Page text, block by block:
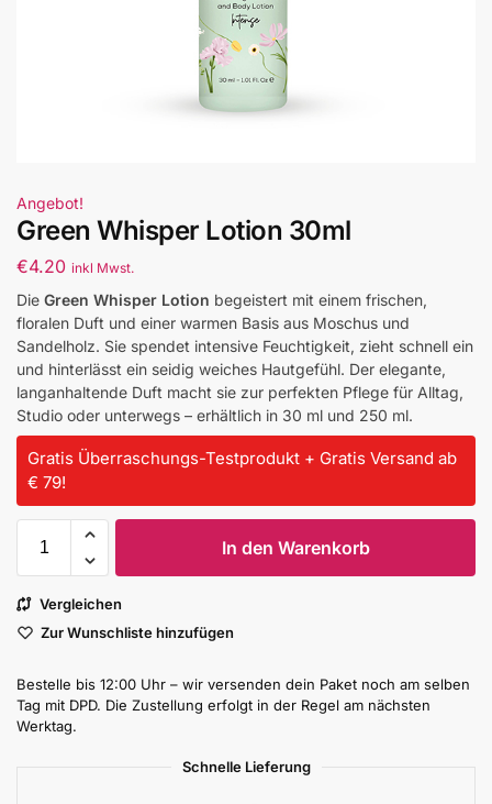
Angebot!
Green Whisper Lotion 30ml
€4.20 inkl Mwst.
Die Green Whisper Lotion begeistert mit einem frischen,
floralen Duft und einer warmen Basis aus Moschus und
Sandelholz. Sie spendet intensive Feuchtigkeit, zieht schnell ein
und hinterlässt ein seidig weiches Hautgefühl. Der elegante,
langanhaltende Duft macht sie zur perfekten Pflege für Alltag,
Studio oder unterwegs – erhältlich in 30 ml und 250 ml.
Gratis Überraschungs-Testprodukt + Gratis Versand ab
€ 79!
In den Warenkorb
Vergleichen
Zur Wunschliste hinzufügen
Bestelle bis 12:00 Uhr – wir versenden dein Paket noch am selben
Tag mit DPD. Die Zustellung erfolgt in der Regel am nächsten
Werktag.
Schnelle Lieferung